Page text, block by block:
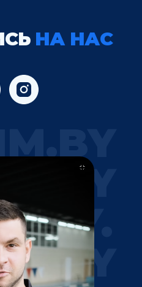
НА НАС